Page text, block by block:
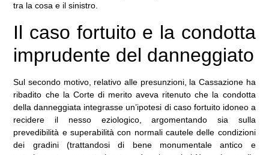
tra la cosa e il sinistro.
Il caso fortuito e la condotta
imprudente del danneggiato
Sul secondo motivo, relativo alle presunzioni, la Cassazione ha
ribadito che la Corte di merito aveva ritenuto che la condotta
della danneggiata integrasse un’ipotesi di caso fortuito idoneo a
recidere il nesso eziologico, argomentando sia sulla
prevedibilità e superabilità con normali cautele delle condizioni
dei gradini (trattandosi di bene monumentale antico e